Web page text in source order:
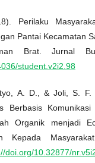
Perilaku
Pantai Kecamatan
Brat. Jurnal
student.v2i2.98
A. D., & Joli, S. F.
Berbasis
Organik menjadi
Kepada
doi.org/10.32877/